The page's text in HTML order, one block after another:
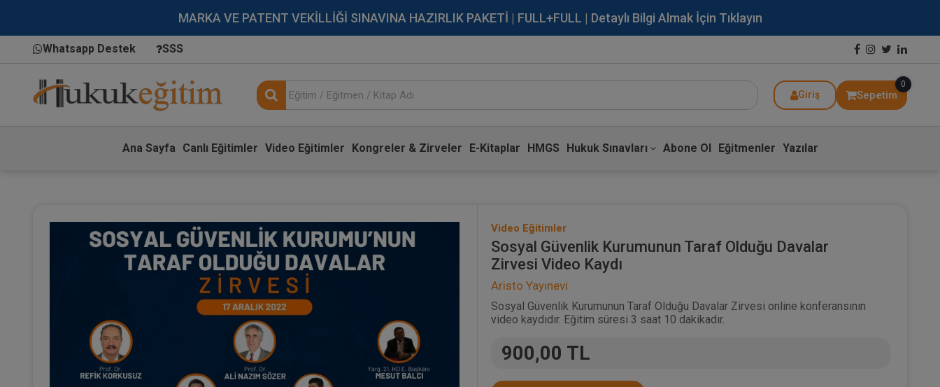
MARKA VE PATENT VEKİLLİĞİ SINAVINA HAZIRLIK PAKETİ | FULL+FULL | Detaylı Bilgi Almak İçin Tıklayın
Whatsapp Destek SSS
Giriş Sepetim
0
Ana Sayfa Canlı Eğitimler Video Eğitimler Kongreler & Zirveler E-Kitaplar HMGS Hukuk Sınavları Abone Ol Eğitmenler Yazılar
Video Eğitimler
Sosyal Güvenlik Kurumunun Taraf Olduğu Davalar
Zirvesi Video Kaydı
Aristo Yayınevi
Sosyal Güvenlik Kurumunun Taraf Olduğu Davalar Zirvesi online konferansının
video kaydıdır. Eğitim süresi 3 saat 10 dakikadır.
900,00 TL